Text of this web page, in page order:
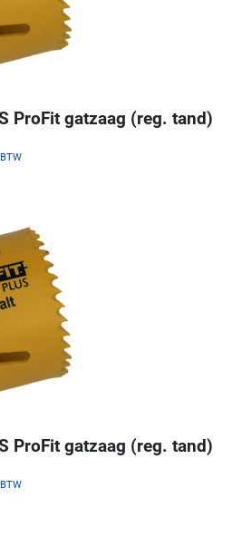
ProFit gatzaag (reg. tand)
ProFit gatzaag (reg. tand)